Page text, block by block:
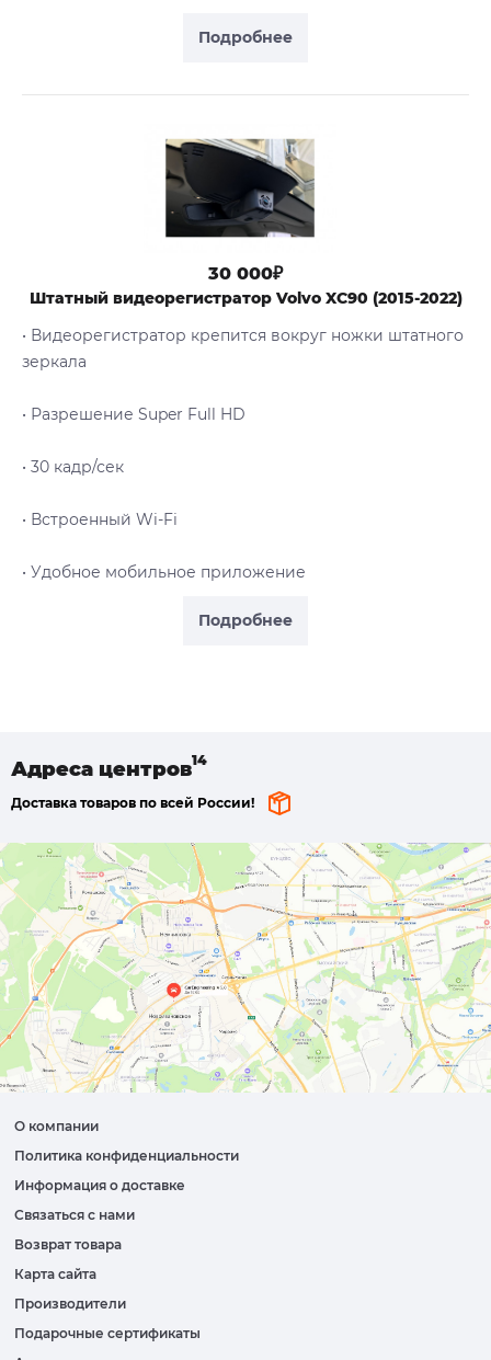
Подробнее
Подробнее
30 000₽
Штатный видеорегистратор Volvo XC90 (2015-2022)
• Видеорегистратор крепится вокруг ножки штатного
зеркала
• Разрешение Super Full HD
• 30 кадр/сек
• Встроенный Wi-Fi
• Удобное мобильное приложение
Адреса центров
Доставка товаров по всей России!
О компании
Политика конфиденциальности
Информация о доставке
Связаться с нами
Возврат товара
Карта сайта
Производители
Подарочные сертификаты